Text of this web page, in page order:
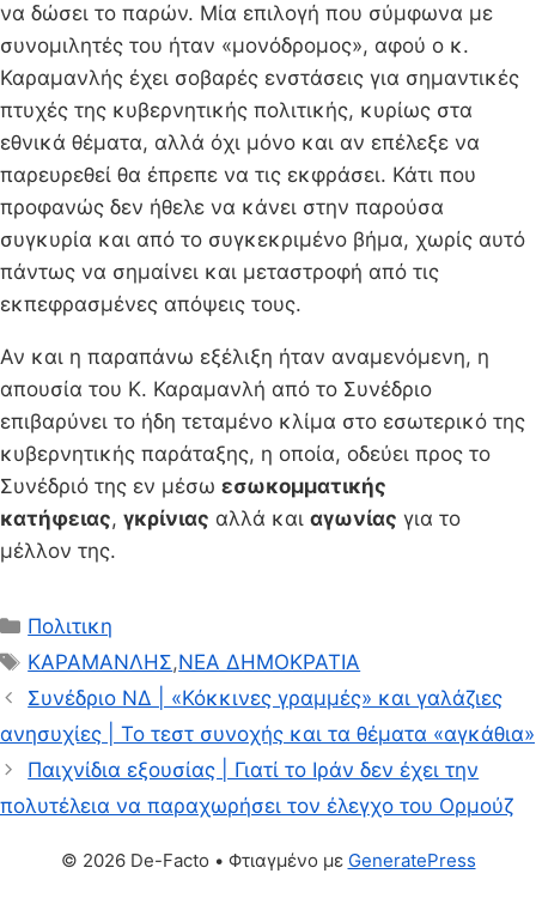
να δώσει το παρών. Μία επιλογή που σύμφωνα με
συνομιλητές του ήταν «μονόδρομος», αφού ο κ.
Καραμανλής έχει σοβαρές ενστάσεις για σημαντικές
πτυχές της κυβερνητικής πολιτικής, κυρίως στα
εθνικά θέματα, αλλά όχι μόνο και αν επέλεξε να
παρευρεθεί θα έπρεπε να τις εκφράσει. Κάτι που
προφανώς δεν ήθελε να κάνει στην παρούσα
συγκυρία και από το συγκεκριμένο βήμα, χωρίς αυτό
πάντως να σημαίνει και μεταστροφή από τις
εκπεφρασμένες απόψεις τους.
Αν και η παραπάνω εξέλιξη ήταν αναμενόμενη, η
απουσία του Κ. Καραμανλή από το Συνέδριο
επιβαρύνει το ήδη τεταμένο κλίμα στο εσωτερικό της
κυβερνητικής παράταξης, η οποία, οδεύει προς το
Συνέδριό της εν μέσω εσωκομματικής
κατήφειας, γκρίνιας αλλά και αγωνίας για το
μέλλον της.
Κατηγορίες
Πολιτικη
Ετικέτες
ΚΑΡΑΜΑΝΛΗΣ,ΝΕΑ ΔΗΜΟΚΡΑΤΙΑ
Συνέδριο ΝΔ | «Κόκκινες γραμμές» και γαλάζιες
ανησυχίες | Το τεστ συνοχής και τα θέματα «αγκάθια»
Παιχνίδια εξουσίας | Γιατί το Ιράν δεν έχει την
πολυτέλεια να παραχωρήσει τον έλεγχο του Ορμούζ
© 2026 De-Facto • Φτιαγμένο με GeneratePress